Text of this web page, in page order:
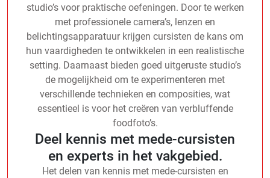
studio’s voor praktische oefeningen. Door te werken
met professionele camera’s, lenzen en
belichtingsapparatuur krijgen cursisten de kans om
hun vaardigheden te ontwikkelen in een realistische
setting. Daarnaast bieden goed uitgeruste studio’s
de mogelijkheid om te experimenteren met
verschillende technieken en composities, wat
essentieel is voor het creëren van verbluffende
foodfoto’s.
Deel kennis met mede-cursisten
en experts in het vakgebied.
Het delen van kennis met mede-cursisten en